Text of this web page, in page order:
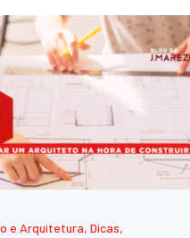
e Arquitetura, Dicas,